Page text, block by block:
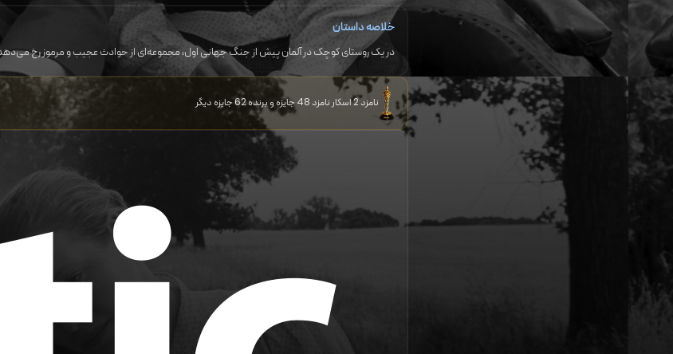
خلاصه داستان
در یک روستای کوچک در آلمان پیش از جنگ جهانی اول، مجموعه‌ای از حوادث عجیب و مرموز رخ می‌دهد
نامزد 2 اسکار نامزد 48 جایزه و برنده 62 جایزه دیگر